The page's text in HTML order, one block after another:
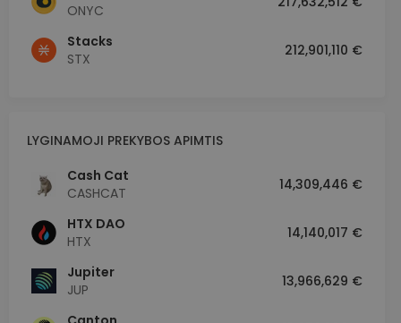
ONYC
Stacks
STX
212,901,110 €
LYGINAMOJI PREKYBOS APIMTIS
Cash Cat
CASHCAT
14,309,446 €
HTX DAO
HTX
14,140,017 €
Jupiter
JUP
13,966,629 €